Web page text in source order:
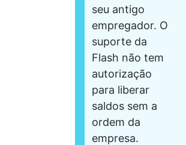
seu antigo
empregador. O
suporte da
Flash não tem
autorização
para liberar
saldos sem a
ordem da
empresa.